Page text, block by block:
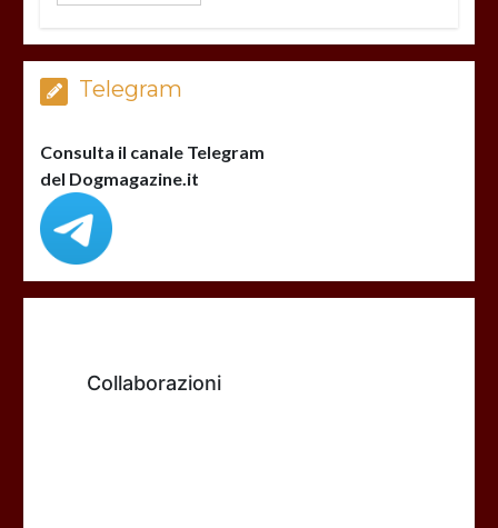
Telegram
Consulta il canale Telegram
del Dogmagazine.it
Collaborazioni